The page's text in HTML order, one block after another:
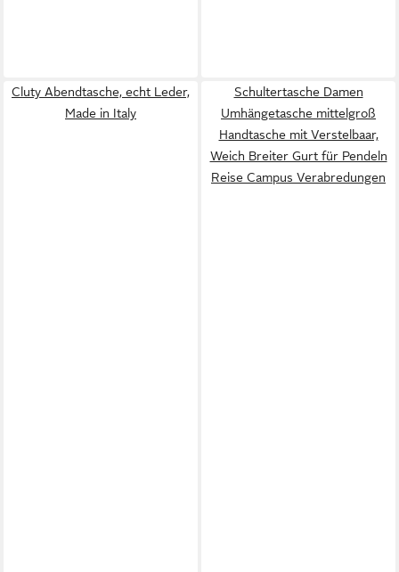
Cluty Abendtasche, echt Leder,
Made in Italy
Schultertasche Damen
Umhängetasche mittelgroß
Handtasche mit Verstelbaar,
Weich Breiter Gurt für Pendeln
Reise Campus Verabredungen